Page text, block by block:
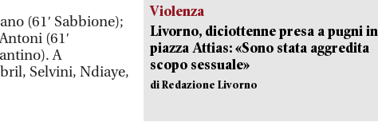
(61′ Sabbione);
(61′
A
Selvini, Ndiaye,
Violenza
Livorno, diciottenne presa a pugni in
piazza Attias: «Sono stata aggredita
scopo sessuale»
di Redazione Livorno